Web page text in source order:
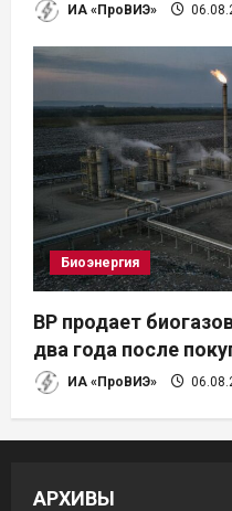
ИА «ПроВИЭ»
Биоэнергия
BP продает
два года после
ИА «ПроВИЭ»
АРХИВЫ